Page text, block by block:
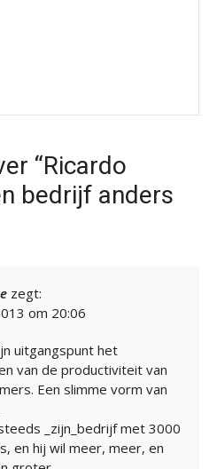
“Ricardo
bedrijf anders
zegt:
om 20:06
uitgangspunt het
van de productiviteit van
Een slimme vorm van
_zijn_bedrijf met 3000
en hij wil meer, meer, en